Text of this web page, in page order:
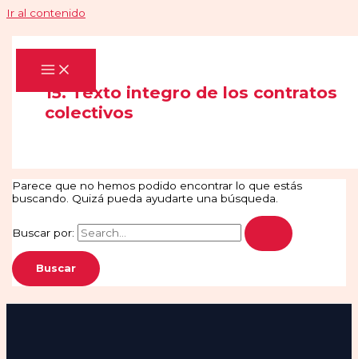
Ir al contenido
15. Texto integro de los contratos
colectivos
Parece que no hemos podido encontrar lo que estás
buscando. Quizá pueda ayudarte una búsqueda.
Buscar por: